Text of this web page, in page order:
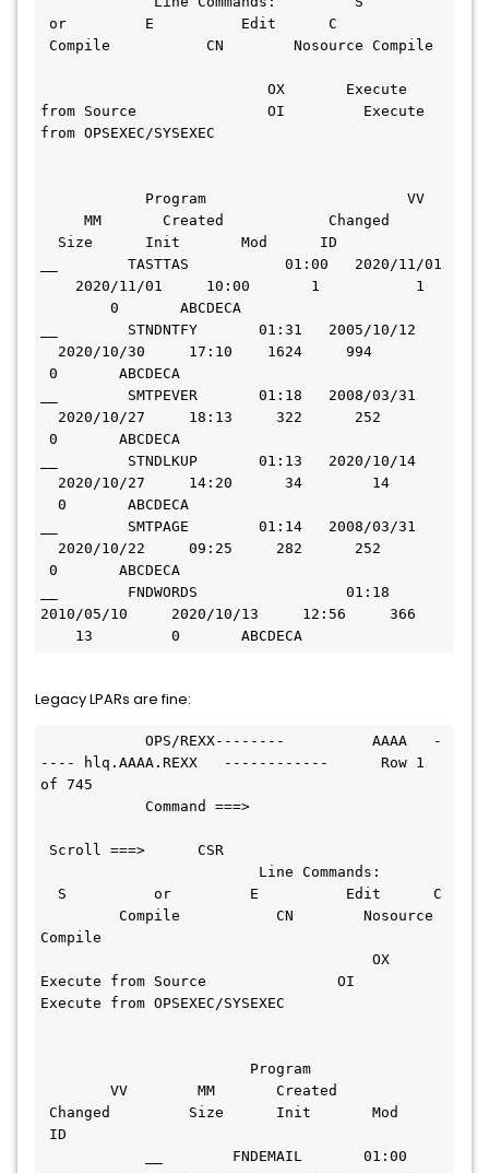
or         E          Edit      C
Compile           CN        Nosource Compile
OX       Execute
from Source               OI         Execute
from OPSEXEC/SYSEXEC
Program                       VV
MM       Created            Changed
Size      Init       Mod      ID
__        TASTTAS           01:00   2020/11/01
2020/11/01     10:00       1           1
0       ABCDECA
__        STNDNTFY       01:31   2005/10/12
2020/10/30     17:10    1624     994
0       ABCDECA
__        SMTPEVER       01:18   2008/03/31
2020/10/27     18:13     322      252
0       ABCDECA
__        STNDLKUP       01:13   2020/10/14
2020/10/27     14:20      34        14
0       ABCDECA
__        SMTPAGE        01:14   2008/03/31
2020/10/22     09:25     282      252
0       ABCDECA
__        FNDWORDS                 01:18
2010/05/10     2020/10/13     12:56     366
13         0       ABCDECA
Legacy LPARs are fine:
OPS/REXX--------          AAAA   -
---- hlq.AAAA.REXX   ------------      Row 1
of 745
Command ===>
Scroll ===>      CSR
Line Commands:
S          or         E          Edit      C
Compile           CN        Nosource
Compile
OX
Execute from Source               OI
Execute from OPSEXEC/SYSEXEC
Program
VV        MM       Created
Changed         Size      Init       Mod
ID
__        FNDEMAIL       01:00